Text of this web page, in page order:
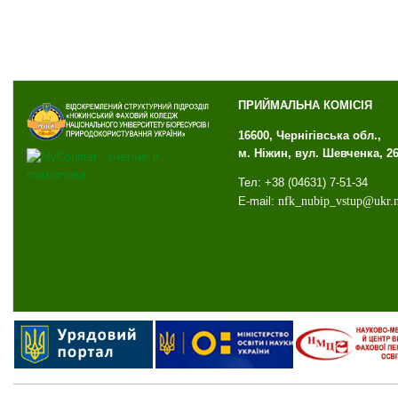
ПРИЙМАЛЬНА КОМІСІЯ
16600, Чернігівська обл.,
м. Ніжин, вул. Шевченка, 26
Тел: +38 (04631) 7-51-34
E-mail: nfk_ nubip_ vstup@ukr.